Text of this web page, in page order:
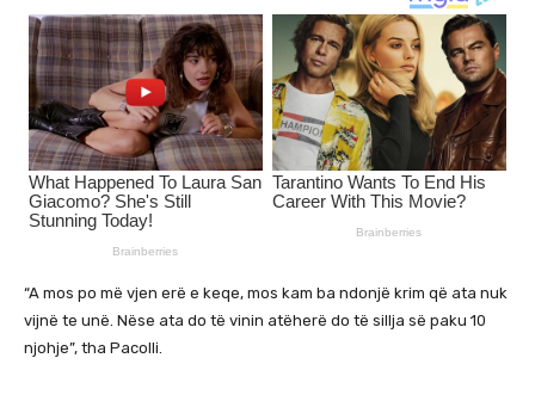
“A mos po më vjen erë e keqe, mos kam ba ndonjë krim që ata nuk
vijnë te unë. Nëse ata do të vinin atëherë do të sillja së paku 10
njohje”, tha Pacolli.